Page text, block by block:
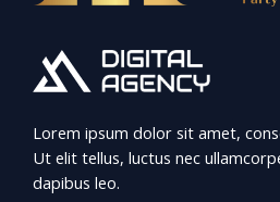
Lorem ipsum dolor sit amet,
Ut elit tellus, luctus nec
dapibus leo.